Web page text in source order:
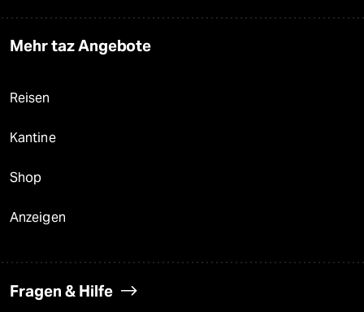
Mehr taz Angebote
Reisen
Kantine
Shop
Anzeigen
Fragen & Hilfe